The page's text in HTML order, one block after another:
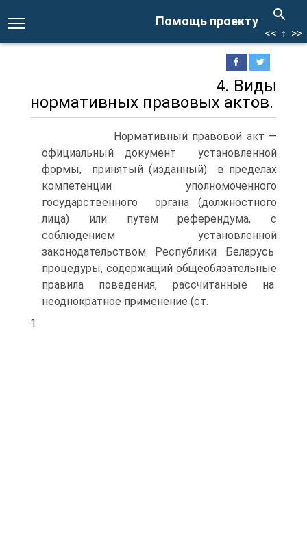
Помощь проекту
<< ↑ >>
4. Виды
нормативных правовых актов.
Нормативный правовой акт —
официальный документ установленной
формы, принятый (изданный) в пределах
компетенции уполномоченного
государственного органа (должностного
лица) или путем референдума, с
соблюдением установленной
законодательством Республики Беларусь
процедуры, содержащий общеобязательные
правила поведения, рассчитанные на
неоднократное применение (ст.
1